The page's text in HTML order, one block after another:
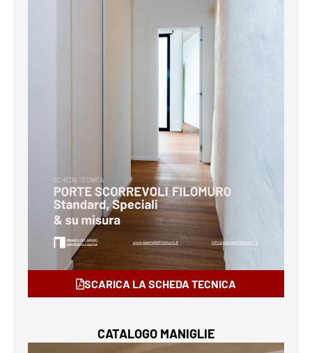
SCARICA LA SCHEDA TECNICA
CATALOGO MANIGLIE